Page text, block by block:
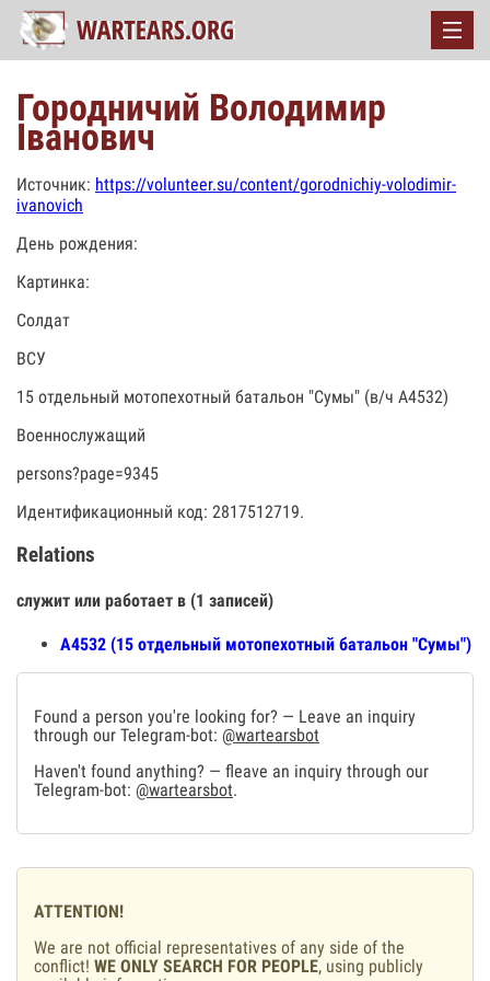
Городничий Володимир
Іванович
Источник: https://volunteer.su/content/gorodnichiy-volodimir-
ivanovich
День рождения:
Картинка:
Солдат
ВСУ
15 отдельный мотопехотный батальон "Сумы" (в/ч А4532)
Военнослужащий
persons?page=9345
Идентификационный код: 2817512719.
Relations
служит или работает в (1 записей)
А4532 (15 отдельный мотопехотный батальон "Сумы")
Found a person you're looking for? — Leave an inquiry
through our Telegram-bot: @wartearsbot
Haven't found anything? — fleave an inquiry through our
Telegram-bot: @wartearsbot.
ATTENTION!
We are not official representatives of any side of the
conflict! WE ONLY SEARCH FOR PEOPLE, using publicly